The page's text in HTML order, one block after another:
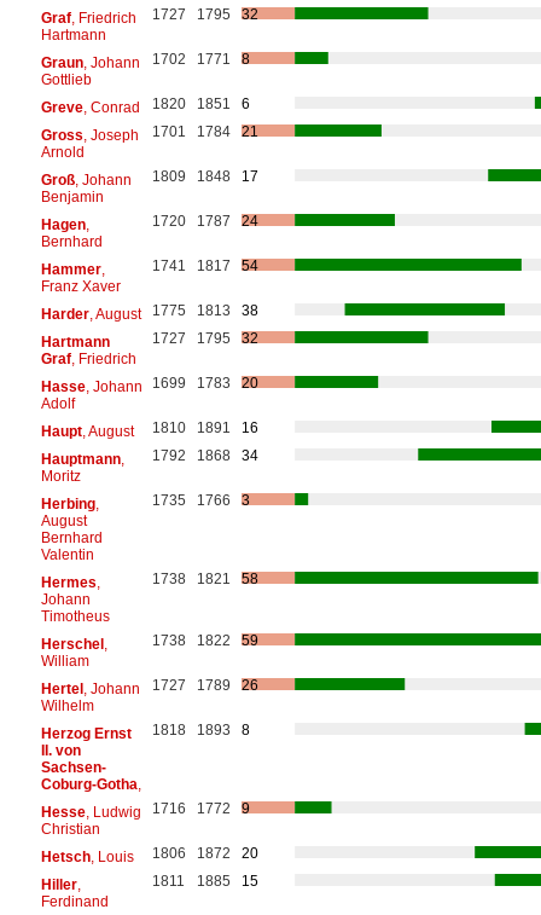
Graf, Friedrich
Hartmann
1727 1795 32
Graun, Johann
Gottlieb
1702 1771 8
Greve, Conrad 1820 1851
6
Gross , Joseph
Arnold
1701 1784 21
Groß, Johann
Benjamin
1809 1848 17
Hagen,
Bernhard
1720 1787 24
Hammer,
Franz Xaver
1741 1817 54
Harder, August 1775 1813
38
Hartmann
Graf, Friedrich
1727 1795 32
Hasse, Johann
Adolf
1699 1783 20
Haupt, August 1810 1891
16
Hauptmann,
Moritz
1792 1868 34
Herbing,
August
Bernhard
Valentin
1735 1766 3
Hermes
Johann
Timotheus
1738 1821 58
Herschel,
William
1738 1822 59
Hertel, Johann
Wilhelm
1727 1789 26
Herzog Ernst
II. von
Sachsen-
Coburg-Gotha
1818 1893 8
Hesse, Ludwig
Christian
1716 1772 9
Hetsch, Louis 1806 1872
20
Hiller,
Ferdinand
1811 1885 15